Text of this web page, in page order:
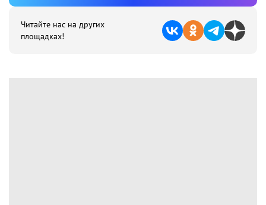
Читайте нас на других
площадках!